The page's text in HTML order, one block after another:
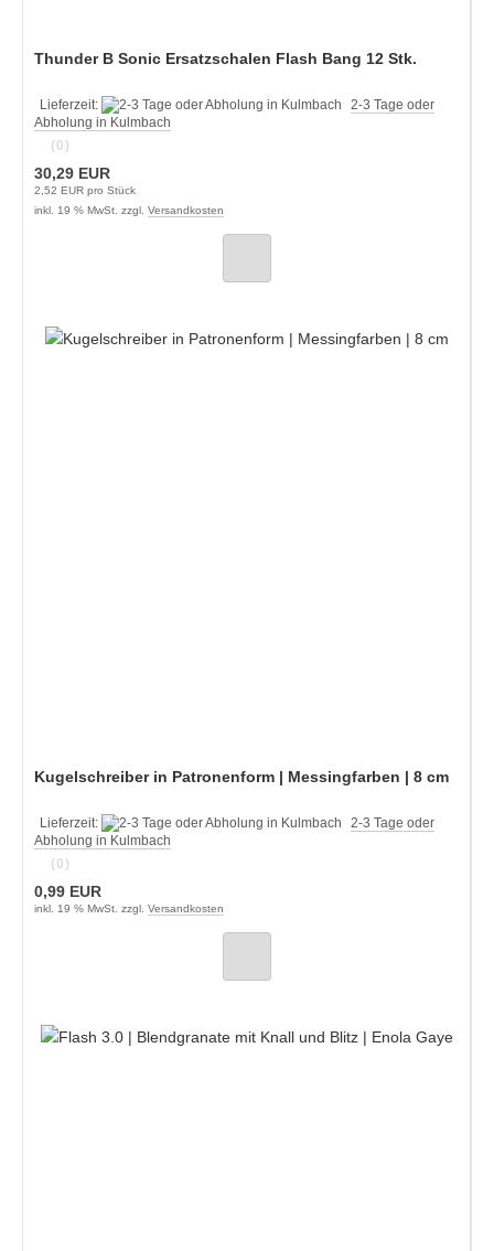
Thunder B Sonic Ersatzschalen Flash Bang 12 Stk.
Lieferzeit:
2-3 Tage oder
Abholung in Kulmbach
(0)
30,29 EUR
2,52 EUR pro Stück
inkl. 19 % MwSt. zzgl. Versandkosten
Kugelschreiber in Patronenform | Messingfarben | 8 cm
Lieferzeit:
2-3 Tage oder
Abholung in Kulmbach
(0)
0,99 EUR
inkl. 19 % MwSt. zzgl. Versandkosten